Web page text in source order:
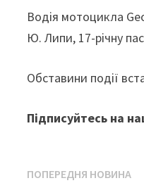
Водія мотоцикла
Ю. Липи, 17-річну
Обставини події
Підписуйтесь на
Навігація
ПОПЕРЕДНЯ НОВИНА